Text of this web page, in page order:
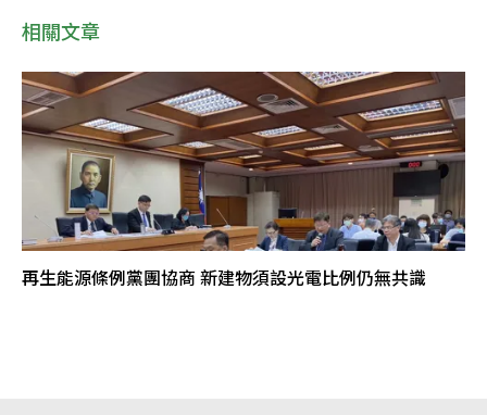
相關文章
再生能源條例黨團協商 新建物須設光電比例仍無共識